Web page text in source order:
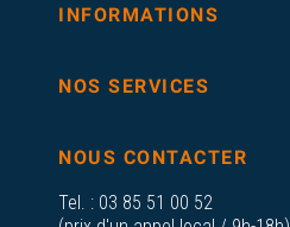
INFORMATIONS
NOS SERVICES
NOUS CONTACTER
Tel. : 03 85 51 00 52